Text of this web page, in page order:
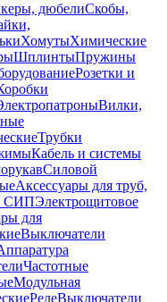
дюбелиСкобы,
ХомутыХимические
ШплинтыПружины
Розетки и
Вилки,
Трубки
Кабель и системы
Силовой
Аксессуары для труб,
СИПЭлектрощитовое
для
Выключатели
Частотные
Модульная
РелеВыключатели